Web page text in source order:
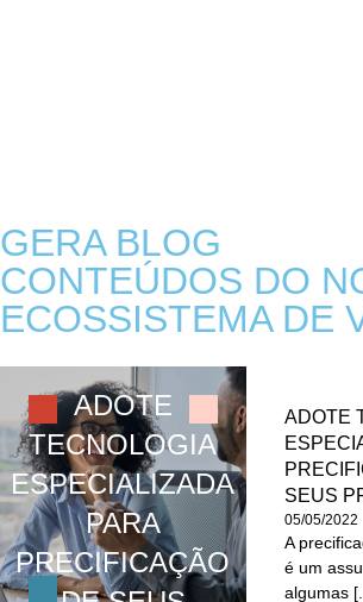
GERA BLOG
CONTEÚDOS DO
ECOSSISTEMA DE
ADOTE
TECNOLOGIA
ESPECIALIZADA
PARA
PRECIFICAÇÃO
ADOTE
SEUS
05/05/2022
A
é um
algumas